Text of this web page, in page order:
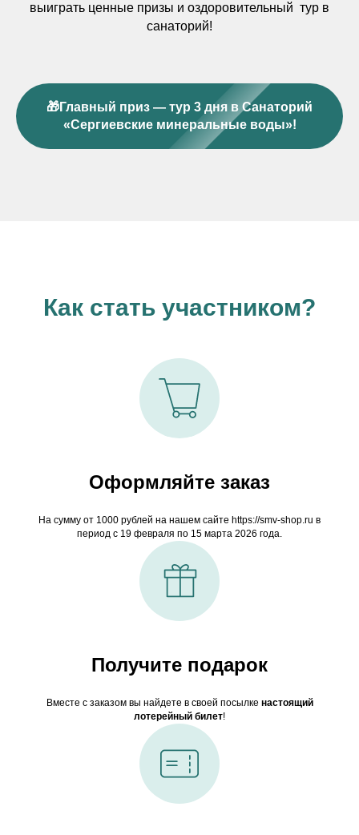
выиграть ценные призы и оздоровительный тур в
санаторий!
🎁Главный приз — тур 3 дня в Санаторий
«Сергиевские минеральные воды»!
Как стать участником?
Оформляйте заказ
На сумму от 1000 рублей на нашем сайте https://smv-shop.ru в
период с 19 февраля по 15 марта 2026 года.
Получите подарок
Вместе с заказом вы найдете в своей посылке настоящий
лотерейный билет!